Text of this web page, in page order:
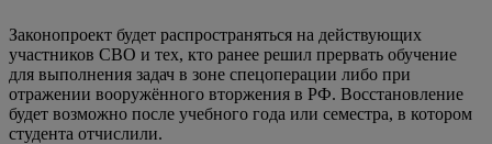
Законопроект будет распространяться на действующих
участников СВО и тех, кто ранее решил прервать обучение
для выполнения задач в зоне спецоперации либо при
отражении вооружённого вторжения в РФ. Восстановление
будет возможно после учебного года или семестра, в котором
студента отчислили.